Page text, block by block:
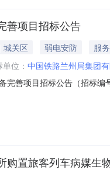
善项目招标公告
城关区 弱电安防
服务
位： 中国铁路兰州局集团
完善项目招标公告（招标
要求：详见附件2用户需求
购置旅客列车病媒生